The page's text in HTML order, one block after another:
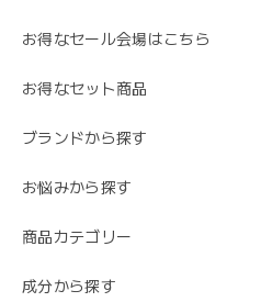
お得なセール会場はこちら
お得なセット商品
ブランドから探す
お悩みから探す
商品カテゴリー
成分から探す